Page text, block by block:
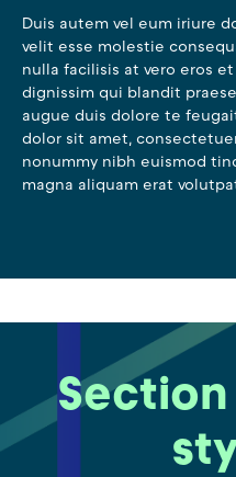
Duis autem vel eum iriure
velit esse molestie
nulla facilisis at vero eros
dignissim qui blandit
augue duis dolore te
dolor sit amet,
nonummy nibh euismod
magna aliquam erat